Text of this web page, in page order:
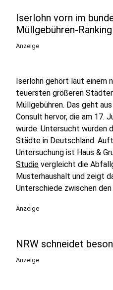
Iserlohn vorn im
Müllgebühren-Ranking
Anzeige
Iserlohn gehört laut einem
teuersten größeren
Müllgebühren. Das geht
Consult hervor, die am 17.
wurde. Untersucht wurden
Städte in Deutschland.
Untersuchung ist Haus &
Studie vergleicht die
Musterhaushalt und zeigt
Unterschiede zwischen
Anzeige
NRW schneidet
Anzeige